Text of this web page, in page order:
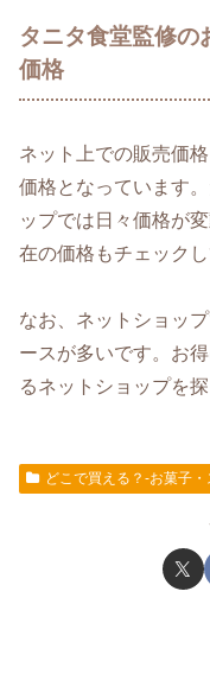
タニタ食堂監修の
価格
ネット上での販売価
価格となっています
ップでは日々価格が
在の価格もチェックし
なお、ネットショッ
ースが多いです。お
るネットショップを
どこで買える？-お菓子